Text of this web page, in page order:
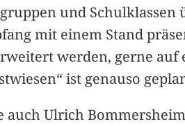
und
mit einem Stand
werden, gerne
ist genauso
Ulrich